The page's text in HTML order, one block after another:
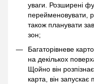
уваги. Розширені
перейменовувати,
також планувати
зон;
Багаторівневе
на декількох
Щойно він
карта, він